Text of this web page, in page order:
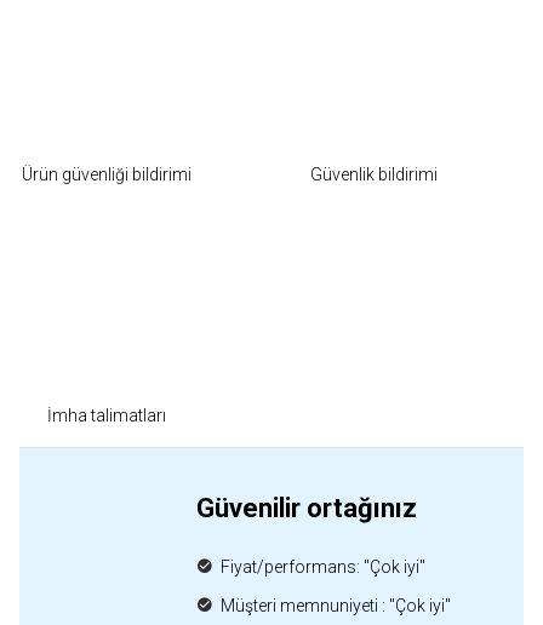
Ürün güvenliği bildirimi Güvenlik bildirimi
İmha talimatları
Güvenilir ortağınız
Fiyat/performans: "Çok iyi"
Müşteri memnuniyeti : "Çok iyi"